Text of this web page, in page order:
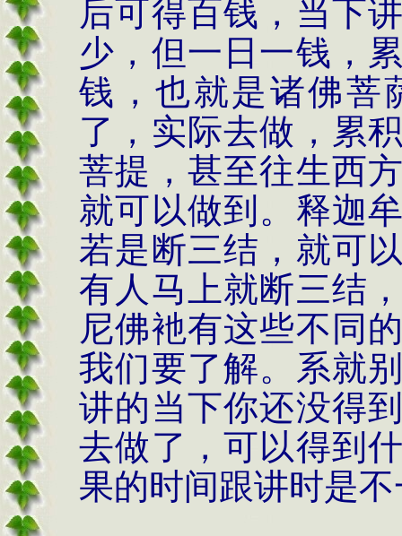
后可得百钱，当下
少，但一日一钱，
钱，也就是诸佛菩
了，实际去做，累
菩提，甚至往生西
就可以做到。释迦
若是断三结，就可
有人马上就断三结
尼佛衪有这些不同
我们要了解。系就
讲的当下你还没得
去做了，可以得到
果的时间跟讲时是